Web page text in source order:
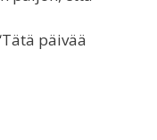
päivää